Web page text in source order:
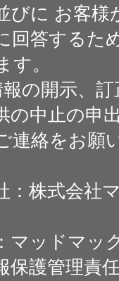
びに お客様
回答するた
す。
の開示、
の中止の申
連絡をお願
：株式会社
マッドマッ
保護管理責